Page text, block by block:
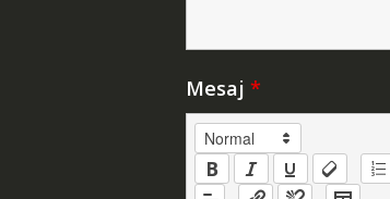
Mesaj *